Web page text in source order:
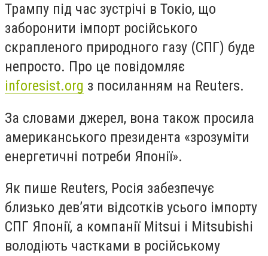
Трампу під час зустрічі в Токіо, що
заборонити імпорт російського
скрапленого природного газу (СПГ) буде
непросто. Про це повідомляє
inforesist.org з посиланням на Reuters.
За словами джерел, вона також просила
американського президента «зрозуміти
енергетичні потреби Японії».
Як пише Reuters, Росія забезпечує
близько дев’яти відсотків усього імпорту
СПГ Японії, а компанії Mitsui і Mitsubishi
володіють частками в російському